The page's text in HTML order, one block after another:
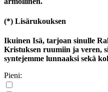
(*) Lisärukouksen
Ikuinen Isä, tarjoan sinulle
Kristuksen ruumiin ja veren,
syntejemme lunnaaksi sekä
Pieni: